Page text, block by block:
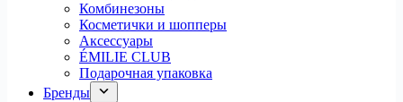
Комбинезоны
Косметички и шопперы
Аксессуары
ÉMILIE CLUB
Подарочная упаковка
Бренды